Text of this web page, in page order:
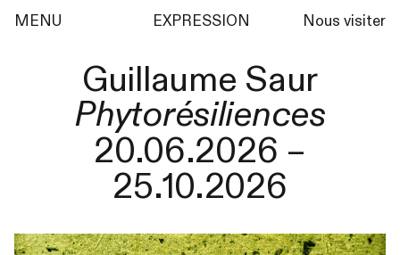
MENU EXPRESSION Nous visiter
Guillaume Saur
Phytorésiliences
20.06.2026 –
25.10.2026